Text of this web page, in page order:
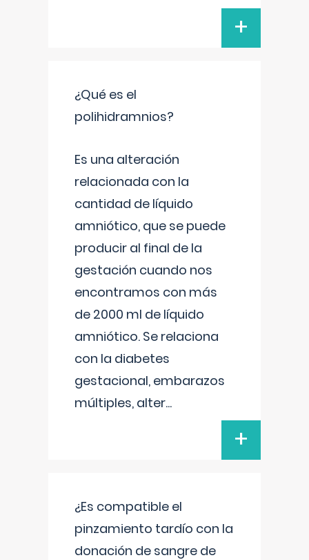
+
¿Qué es el
polihidramnios?
Es una alteración
relacionada con la
cantidad de líquido
amniótico, que se puede
producir al final de la
gestación cuando nos
encontramos con más
de 2000 ml de líquido
amniótico. Se relaciona
con la diabetes
gestacional, embarazos
múltiples, alter...
+
¿Es compatible el
pinzamiento tardío con la
donación de sangre de